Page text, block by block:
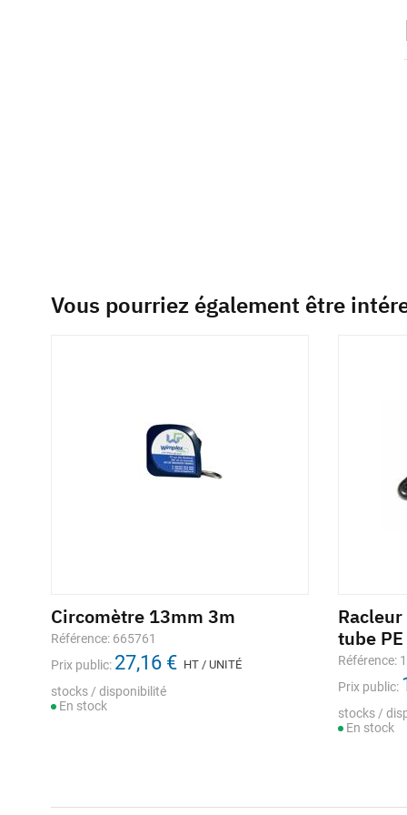
Vous pourriez également être
Circomètre 13mm 3m
Référence: 665761
Prix public: 27,16 € HT / UNITÉ
stocks / disponibilité
En stock
tube PE
Référence:
Prix public:
stocks /
En stock